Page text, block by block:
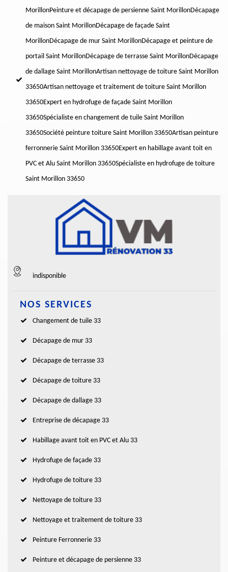
MorillonPeinture et décapage de persienne Saint MorillonDécapage
de maison Saint MorillonDécapage de façade Saint
MorillonDécapage de mur Saint MorillonDécapage et peinture de
portail Saint MorillonDécapage de terrasse Saint MorillonDécapage
de dallage Saint MorillonArtisan nettoyage de toiture Saint Morillon
33650Artisan nettoyage et traitement de toiture Saint Morillon
33650Expert en hydrofuge de façade Saint Morillon
33650Spécialiste en changement de tuile Saint Morillon
33650Société peinture toiture Saint Morillon 33650Artisan peinture
ferronnerie Saint Morillon 33650Expert en habillage avant toit en
PVC et Alu Saint Morillon 33650Spécialiste en hydrofuge de toiture
Saint Morillon 33650
indisponible
NOS SERVICES
Changement de tuile 33
Décapage de mur 33
Décapage de terrasse 33
Décapage de toiture 33
Décapage de dallage 33
Entreprise de décapage 33
Habillage avant toit en PVC et Alu 33
Hydrofuge de façade 33
Hydrofuge de toiture 33
Nettoyage de toiture 33
Nettoyage et traitement de toiture 33
Peinture Ferronnerie 33
Peinture et décapage de persienne 33